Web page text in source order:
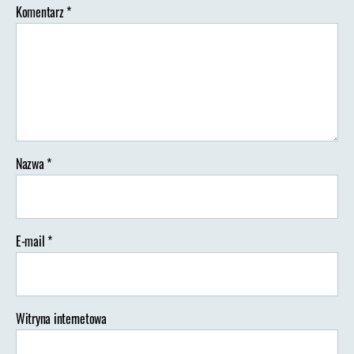
Komentarz*
Nazwa*
E-mail*
Witryna internetowa